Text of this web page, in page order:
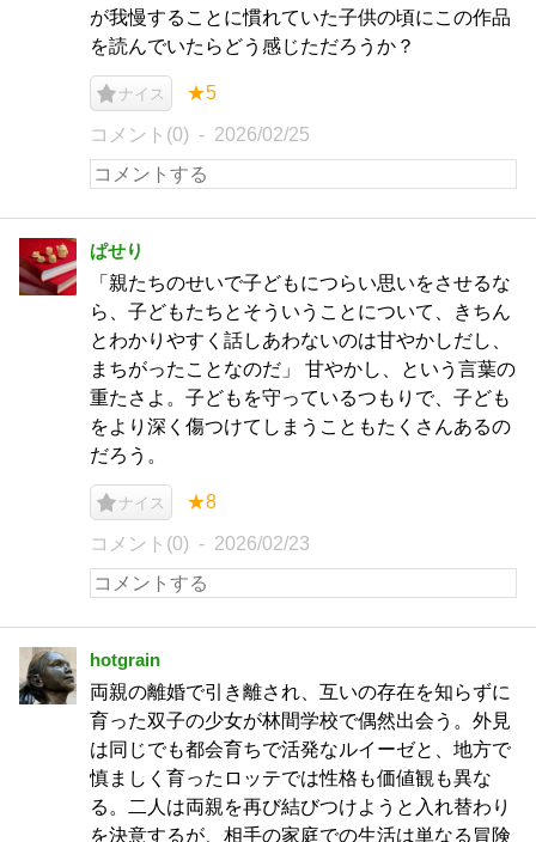
が我慢することに慣れていた子供の頃にこの作品
を読んでいたらどう感じただろうか？
ナイス ★5
コメント(0) 2026/02/25
ぱせり
「親たちのせいで子どもにつらい思いをさせるな
ら、子どもたちとそういうことについて、きちん
とわかりやすく話しあわないのは甘やかしだし、
まちがったことなのだ」 甘やかし、という言葉の
重たさよ。子どもを守っているつもりで、子ども
をより深く傷つけてしまうこともたくさんあるの
だろう。
ナイス ★8
コメント(0) 2026/02/23
hotgrain
両親の離婚で引き離され、互いの存在を知らずに
育った双子の少女が林間学校で偶然出会う。外見
は同じでも都会育ちで活発なルイーゼと、地方で
慎ましく育ったロッテでは性格も価値観も異な
る。二人は両親を再び結びつけようと入れ替わり
を決意するが、相手の家庭での生活は単なる冒険